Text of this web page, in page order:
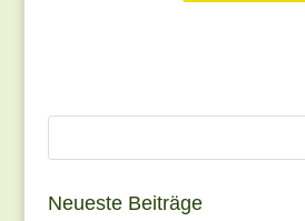
Neueste Beiträge